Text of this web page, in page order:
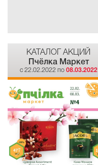
КАТАЛОГ АКЦИЙ
Пчёлка Маркет
c 22.02.2022 по 08.03.2022